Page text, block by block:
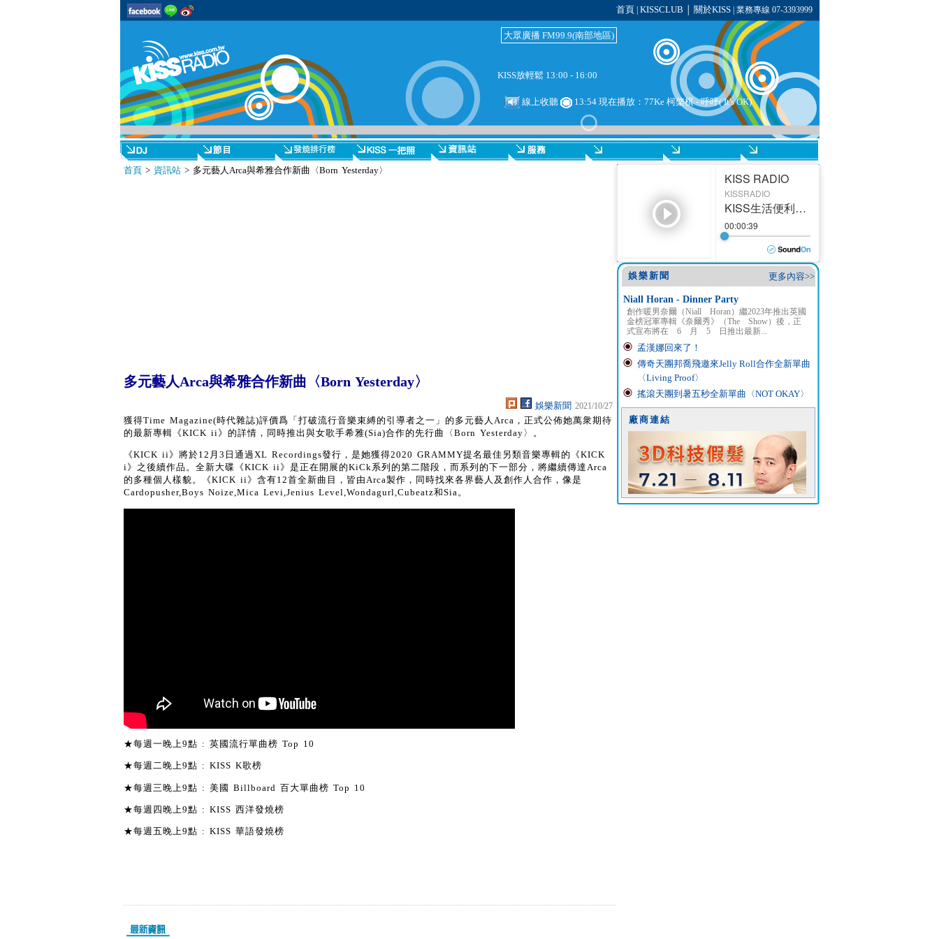
首頁 KISSCLUB 關於KISS| 業務專線 07-3393999
大眾廣播 FM99.9(南部地區)
KISS放輕鬆 13:00 - 16:00
線上收聽 13:54 現在播放：77Ke 柯棨棋 - 呼呼( It's OK)
首頁> 資訊站> 多元藝人Arca與希雅合作新曲〈Born Yesterday〉
多元藝人Arca與希雅合作新曲〈Born Yesterday〉
娛樂新聞 2021/10/27
獲得Time Magazine(時代雜誌)評價爲「打破流行音樂束縛的引導者之一」的多元藝人Arca，正式公佈她萬衆期待
的最新專輯《KICK ii》的詳情，同時推出與女歌手希雅(Sia)合作的先行曲〈Born Yesterday〉。
《KICK ii》將於12月3日通過XL Recordings發行，是她獲得2020 GRAMMY提名最佳另類音樂專輯的《KICK
i》之後續作品。全新大碟《KICK ii》是正在開展的KiCk系列的第二階段，而系列的下一部分，將繼續傳達Arca
的多種個人樣貌。《KICK ii》含有12首全新曲目，皆由Arca製作，同時找來各界藝人及創作人合作，像是
Cardopusher,Boys Noize,Mica Levi,Jenius Level,Wondagurl,Cubeatz和Sia。
★每週一晚上9點 : 英國流行單曲榜 Top 10
★每週二晚上9點 : KISS K歌榜
★每週三晚上9點 : 美國 Billboard 百大單曲榜 Top 10
★每週四晚上9點 : KISS 西洋發燒榜
★每週五晚上9點 : KISS 華語發燒榜
更多內容>>
娛樂新聞
Niall Horan - Dinner Party
創作暖男奈爾（Niall Horan）繼2023年推出英國
金榜冠軍專輯《奈爾秀》（The Show）後，正
式宣布將在 6 月 5 日推出最新...
孟漢娜回來了！
傳奇天團邦喬飛邀來Jelly Roll合作全新單曲
〈Living Proof〉
搖滾天團到暑五秒全新單曲〈NOT OKAY〉
廠商連結